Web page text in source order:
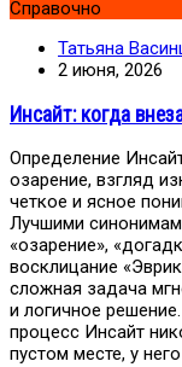
Справочно
Татьяна
2 июня, 2026
Инсайт: когда
Определение
озарение, взгляд
четкое и ясное
Лучшими
«озарение»,
восклицание
сложная задача
и логичное
процесс Инсайт
пустом месте, у